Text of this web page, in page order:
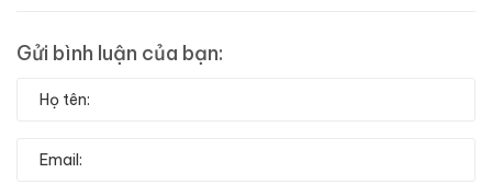
Gửi bình luận của bạn: